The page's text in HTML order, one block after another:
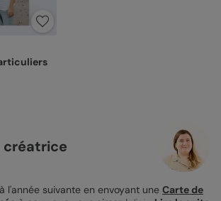
créatrice
l'année suivante en envoyant une Carte de